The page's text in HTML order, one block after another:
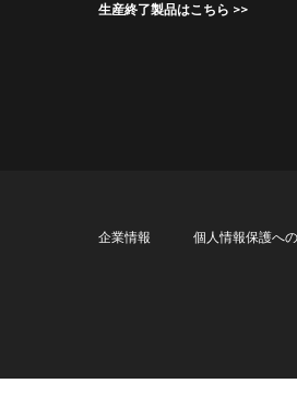
生産終了製品はこちら >>
企業情報 個人情報保護へ